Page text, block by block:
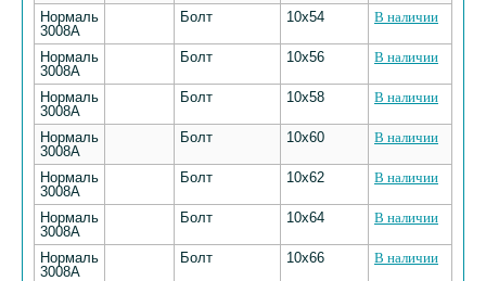
Нормаль
3008А
Болт 10х54 В наличии
Нормаль
3008А
Болт 10х56 В наличии
Нормаль
3008А
Болт 10х58 В наличии
Нормаль
3008А
Болт 10х60 В наличии
Нормаль
3008А
Болт 10х62 В наличии
Нормаль
3008А
Болт 10х64 В наличии
Нормаль
3008А
Болт 10х66 В наличии